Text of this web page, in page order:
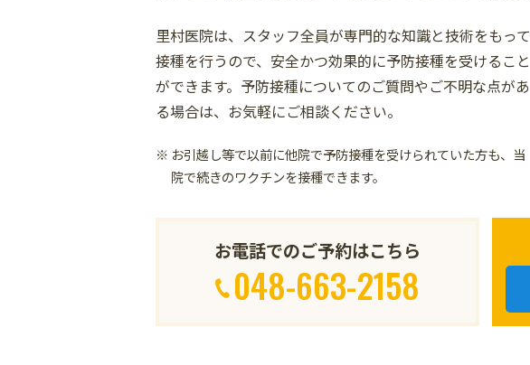
里村医院は、スタッフ全員が専門的な知識と技術をもって
接種を行うので、安全かつ効果的に予防接種を受けること
ができます。予防接種についてのご質問やご不明な点があ
る場合は、お気軽にご相談ください。
お引越し等で以前に他院で予防接種を受けられていた方も、当
院で続きのワクチンを接種できます。
お電話でのご予約はこちら
048-663-2158